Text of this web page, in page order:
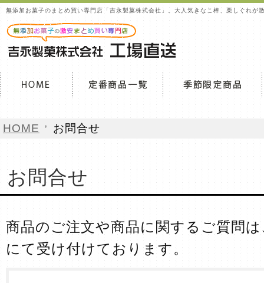
無添加お菓子のまとめ買い専門店「吉永製菓株式会社」。大人気きなこ棒、栗しぐれが
HOME お問合せ
お問合せ
商品のご注文や商品に関するご質問
にて受け付けております。